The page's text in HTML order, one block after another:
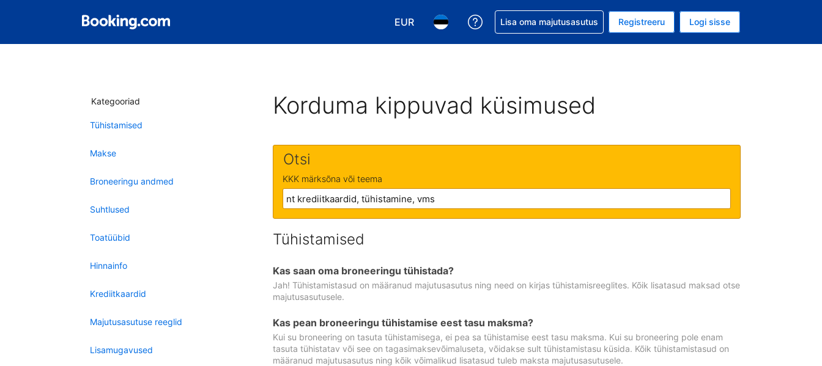
EUR
Vali valuuta. Praegune valitud valuuta on EUR
Vali keel. Praegune valitud keel on Eesti keeles
Saa broneeringuga abi
Lisa oma majutusasutus Registreeru Logi sisse
Kategooriad
Tühistamised
Makse
Broneeringu andmed
Suhtlused
Toatüübid
Hinnainfo
Krediitkaardid
Majutusasutuse reeglid
Lisamugavused
Korduma kippuvad küsimused
Otsi
KKK märksõna või teema
Tühistamised
Kas saan oma broneeringu tühistada?
Jah! Tühistamistasud on määranud majutusasutus ning need on kirjas tühistamisreeglites. Kõik lisatasud maksad otse
majutusasutusele.
Kas pean broneeringu tühistamise eest tasu maksma?
Kui su broneering on tasuta tühistamisega, ei pea sa tühistamise eest tasu maksma. Kui su broneering pole enam
tasuta tühistatav või see on tagasimaksevõimaluseta, võidakse sult tühistamistasu küsida. Kõik tühistamistasud on
määranud majutusasutus ning kõik võimalikud lisatasud tuleb maksta majutusasutusele.